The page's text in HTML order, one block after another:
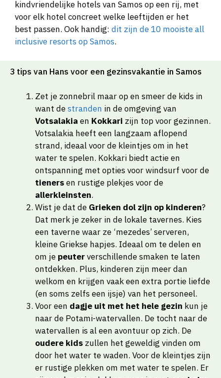
kindvriendelijke hotels van Samos op een rij, met
voor elk hotel concreet welke leeftijden er het
best passen. Ook handig: dit zijn de 10 mooiste all
inclusive resorts op Samos.
3 tips van Hans voor een gezinsvakantie in Samos
Zet je zonnebril maar op en smeer de kids in
want destranden in de omgeving van
Votsalakia en Kokkari zijn top voor gezinnen.
Votsalakia heeft een langzaam aflopend
strand, ideaal voor de kleintjes om in het
water te spelen. Kokkari biedt actie en
ontspanning met opties voor windsurf voor de
tienersen rustige plekjes voor de
allerkleinsten.
Wist je dat de Grieken dol zijn op kinderen?
Dat merk je zeker in de lokale tavernes. Kies
een taverne waar ze ‘mezedes’ serveren,
kleine Griekse hapjes. Ideaal om te delen en
om je peuterverschillende smaken te laten
ontdekken. Plus, kinderen zijn meer dan
welkom en krijgen vaak een extra portie liefde
(en soms zelfs een ijsje) van het personeel.
Voor een dagje uit met het hele gezin kun je
naar de Potami-watervallen. De tocht naar de
watervallen is al een avontuur op zich. De
oudere kids zullen het geweldig vinden om
door het water te waden. Voor de kleintjes zijn
er rustige plekken om met water te spelen. Er